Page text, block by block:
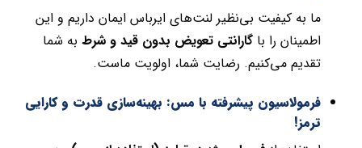
ما به کیفیت بی‌نظیر لنت‌های ایرباس ایمان داریم و این
اطمینان را با گارانتی تعویض بدون قید و شرطبه شما
تقدیم می‌کنیم. رضایت شما، اولویت ماست.
فرمولاسیون پیشرفته با مس: بهینه‌سازی قدرت و کارایی
ترمز!